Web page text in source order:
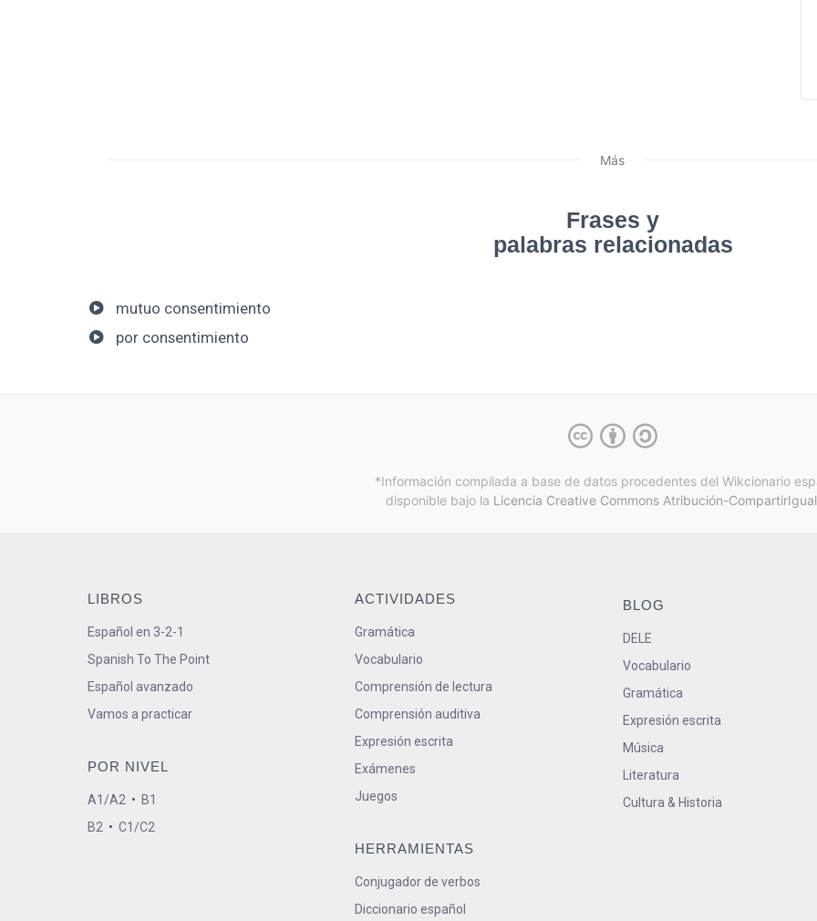
Más
Frases y
palabras relacionadas
mutuo consentimiento
por consentimiento
*Información compilada a base de datos procedentes del Wikcionario
disponible bajo la Licencia Creative Commons Atribución-
LIBROS
Español en 3-2-1
Spanish To The Point
Español avanzado
Vamos a practicar
POR NIVEL
A1/A2 • B1
B2 • C1/C2
ACTIVIDADES
Gramática
Vocabulario
Comprensión de lectura
Comprensión auditiva
Expresión escrita
Exámenes
Juegos
HERRAMIENTAS
Conjugador de verbos
Diccionario español
BLOG
DELE
Vocabulario
Gramática
Expresión escrita
Música
Literatura
Cultura & Historia